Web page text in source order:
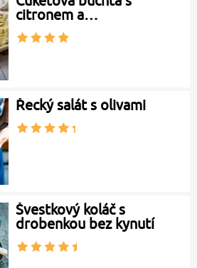
citronem a…
Řecký salát s olivami
Švestkový koláč s
drobenkou bez kynutí